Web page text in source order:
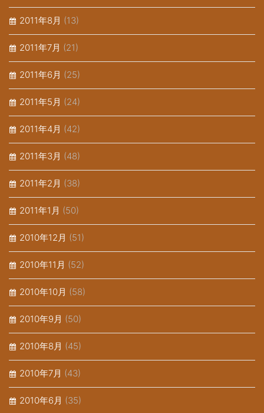
2011年8月 (13)
2011年7月 (21)
2011年6月 (25)
2011年5月 (24)
2011年4月 (42)
2011年3月 (48)
2011年2月 (38)
2011年1月 (50)
2010年12月 (51)
2010年11月 (52)
2010年10月 (58)
2010年9月 (50)
2010年8月 (45)
2010年7月 (43)
2010年6月 (35)